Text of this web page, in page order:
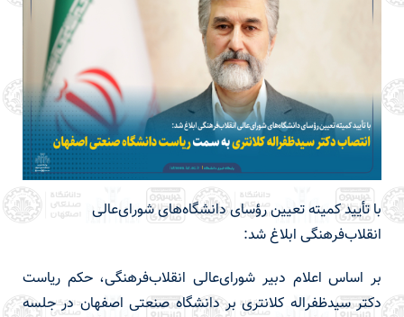
با تأیید کمیته تعیین رؤسای دانشگاه‌های شورای‌عالی
انقلاب‌فرهنگی ابلاغ شد:
بر اساس اعلام دبیر شورای‌عالی انقلاب‌فرهنگی، حکم ریاست
دکتر سیدظفراله کلانتری بر دانشگاه صنعتی اصفهان در جلسه